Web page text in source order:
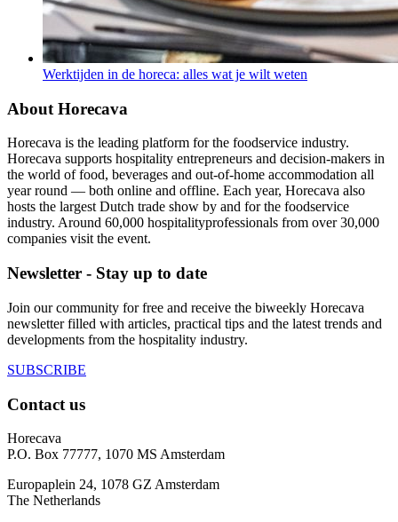
Werktijden in de horeca: alles wat je wilt weten
About Horecava
Horecava is the leading platform for the foodservice industry.
Horecava supports hospitality entrepreneurs and decision-makers in
the world of food, beverages and out-of-home accommodation all
year round — both online and offline. Each year, Horecava also
hosts the largest Dutch trade show by and for the foodservice
industry. Around 60,000 hospitalityprofessionals from over 30,000
companies visit the event.
Newsletter - Stay up to date
Join our community for free and receive the biweekly Horecava
newsletter filled with articles, practical tips and the latest trends and
developments from the hospitality industry.
SUBSCRIBE
Contact us
Horecava
P.O. Box 77777, 1070 MS Amsterdam
Europaplein 24, 1078 GZ Amsterdam
The Netherlands